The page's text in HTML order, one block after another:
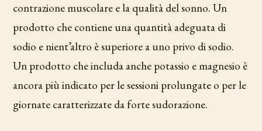
contrazione muscolare e la qualità del sonno. Un
prodotto che contiene una quantità adeguata di
sodio e nient’altro è superiore a uno privo di sodio.
Un prodotto che includa anche potassio e magnesio è
ancora più indicato per le sessioni prolungate o per le
giornate caratterizzate da forte sudorazione.